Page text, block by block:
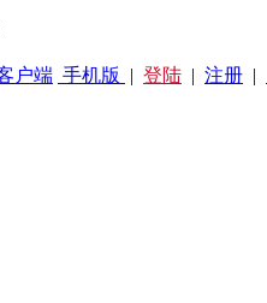
手机版 | 登陆 | 注册 |